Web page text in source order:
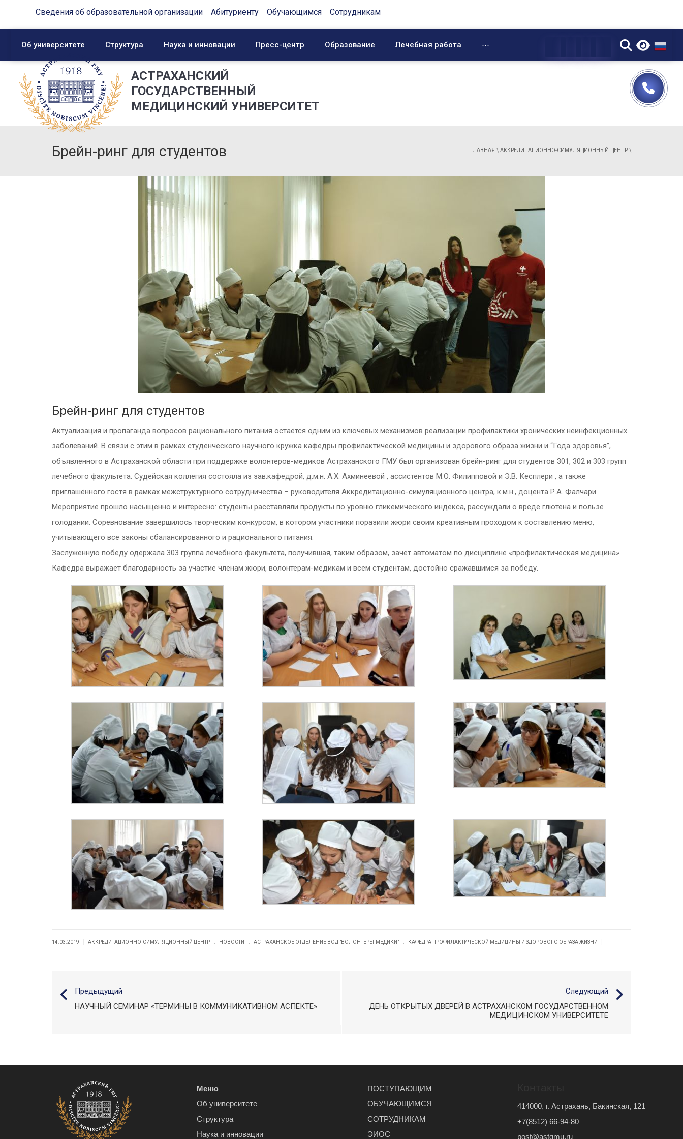
Сведения об образовательной организации Абитуриенту Обучающимся Сотрудникам
Об университете Структура Наука и инновации Пресс-центр Образование Лечебная работа ⋯ ▼
АСТРАХАНСКИЙ
ГОСУДАРСТВЕННЫЙ
МЕДИЦИНСКИЙ УНИВЕРСИТЕТ
Брейн-ринг для студентов ГЛАВНАЯ \ АККРЕДИТАЦИОННО-СИМУЛЯЦИОННЫЙ ЦЕНТР \
Брейн-ринг для студентов
Актуализация и пропаганда вопросов рационального питания остаётся одним из ключевых механизмов реализации профилактики хронических неинфекционных
заболеваний. В связи с этим в рамках студенческого научного кружка кафедры профилактической медицины и здорового образа жизни и “Года здоровья”,
объявленного в Астраханской области при поддержке волонтеров-медиков Астраханского ГМУ был организован брейн-ринг для студентов 301, 302 и 303 групп
лечебного факультета. Судейская коллегия состояла из зав.кафедрой, д.м.н. А.Х. Ахминеевой , ассистентов М.О. Филипповой и Э.В. Кесплери , а также
приглашённого гостя в рамках межструктурного сотрудничества – руководителя Аккредитационно-симуляционного центра, к.м.н., доцента Р.А. Фалчари.
Мероприятие прошло насыщенно и интересно: студенты расставляли продукты по уровню гликемического индекса, рассуждали о вреде глютена и пользе
голодании. Соревнование завершилось творческим конкурсом, в котором участники поразили жюри своим креативным проходом к составлению меню,
учитывающего все законы сбалансированного и рационального питания.
Заслуженную победу одержала 303 группа лечебного факультета, получившая, таким образом, зачет автоматом по дисциплине «профилактическая медицина».
Кафедра выражает благодарность за участие членам жюри, волонтерам-медикам и всем студентам, достойно сражавшимся за победу.
14.03.2019 АККРЕДИТАЦИОННО-СИМУЛЯЦИОННЫЙ ЦЕНТР . НОВОСТИ . АСТРАХАНСКОЕ ОТДЕЛЕНИЕ ВОД "ВОЛОНТЕРЫ-МЕДИКИ" . КАФЕДРА ПРОФИЛАКТИЧЕСКОЙ МЕДИЦИНЫ И ЗДОРОВОГО ОБРАЗА ЖИЗНИ
Предыдущий
НАУЧНЫЙ СЕМИНАР «ТЕРМИНЫ В КОММУНИКАТИВНОМ АСПЕКТЕ»
Следующий
ДЕНЬ ОТКРЫТЫХ ДВЕРЕЙ В АСТРАХАНСКОМ ГОСУДАРСТВЕННОМ
МЕДИЦИНСКОМ УНИВЕРСИТЕТЕ
Меню
Об университете
Структура
Наука и инновации
ПОСТУПАЮЩИМ
ОБУЧАЮЩИМСЯ
СОТРУДНИКАМ
ЭИОС
414000, г. Астрахань, Бакинская, 121
+7(8512) 66-94-80
post@astgmu.ru